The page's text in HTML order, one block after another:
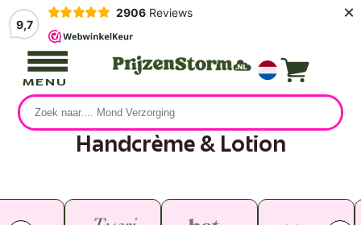
9,7
2906 Reviews ×
MENU
Handcrème & Lotion